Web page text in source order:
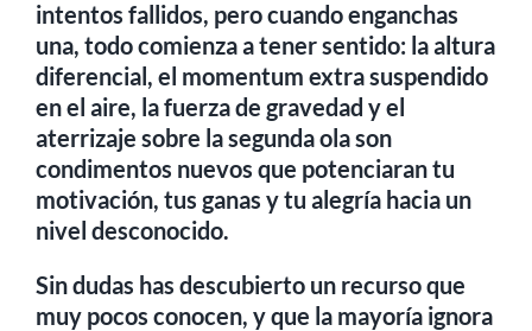
intentos fallidos, pero cuando enganchas
una, todo comienza a tener sentido: la altura
diferencial, el momentum extra suspendido
en el aire, la fuerza de gravedad y el
aterrizaje sobre la segunda ola son
condimentos nuevos que potenciaran tu
motivación, tus ganas y tu alegría hacia un
nivel desconocido.
Sin dudas has descubierto un recurso que
muy pocos conocen, y que la mayoría ignora